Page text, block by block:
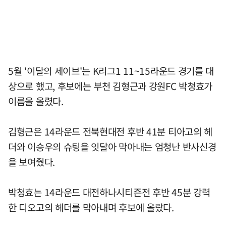
5월 '이달의 세이브'는 K리그1 11~15라운드 경기를 대
상으로 했고, 후보에는 부천 김형근과 강원FC 박청효가
이름을 올렸다.
김형근은 14라운드 전북현대전 후반 41분 티아고의 헤
더와 이승우의 슈팅을 잇달아 막아내는 엄청난 반사신경
을 보여줬다.
박청효는 14라운드 대전하나시티즌전 후반 45분 강력
한 디오고의 헤더를 막아내며 후보에 올랐다.